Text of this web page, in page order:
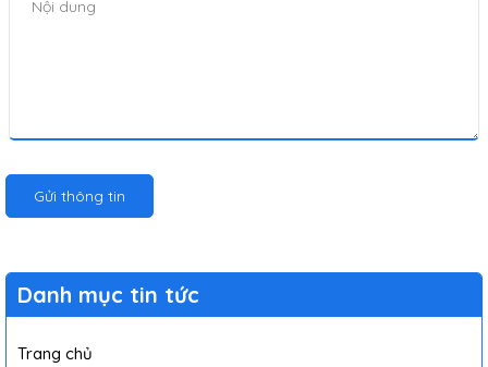
Gửi thông tin
Danh mục tin tức
Trang chủ